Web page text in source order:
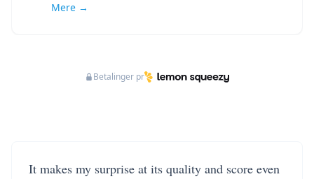
Mere →
Betalinger pr
It makes my surprise at its quality and score even